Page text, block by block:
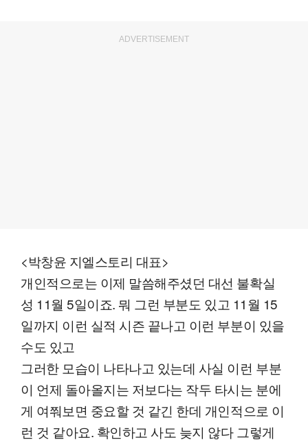
ADVERTISEMENT
<박창윤 지엘스토리 대표>
개인적으로는 이제 말씀해주셨던 대선 불확실
성 11월 5일이죠. 뭐 그런 부분도 있고 11월 15
일까지 이런 실적 시즌 끝나고 이런 부분이 있을
수도 있고
그러한 모습이 나타나고 있는데 사실 이런 부분
이 언제 돌아올지는 저보다는 작두 타시는 분에
게 여쭤보면 중요할 것 같긴 한데 개인적으로 이
런 것 같아요. 확인하고 사도 늦지 않다 그렇게